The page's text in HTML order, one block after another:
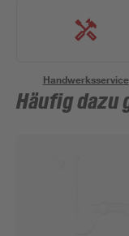
Handwerksservice
Häufig dazu